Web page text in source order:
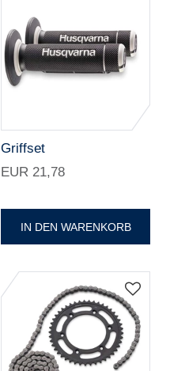
Griffset
EUR 21,78
IN DEN WARENKORB